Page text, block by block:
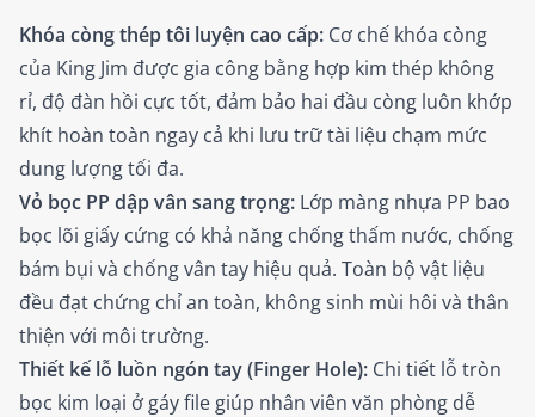
Khóa còng thép tôi luyện cao cấp: Cơ chế khóa còng
của King Jim được gia công bằng hợp kim thép không
rỉ, độ đàn hồi cực tốt, đảm bảo hai đầu còng luôn khớp
khít hoàn toàn ngay cả khi lưu trữ tài liệu chạm mức
dung lượng tối đa.
Vỏ bọc PP dập vân sang trọng: Lớp màng nhựa PP bao
bọc lõi giấy cứng có khả năng chống thấm nước, chống
bám bụi và chống vân tay hiệu quả. Toàn bộ vật liệu
đều đạt chứng chỉ an toàn, không sinh mùi hôi và thân
thiện với môi trường.
Thiết kế lỗ luồn ngón tay (Finger Hole): Chi tiết lỗ tròn
bọc kim loại ở gáy file giúp nhân viên văn phòng dễ